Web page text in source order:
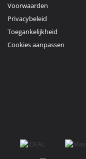
Voorwaarden
Privacybeleid
Toegankelijkheid
Cookies aanpassen